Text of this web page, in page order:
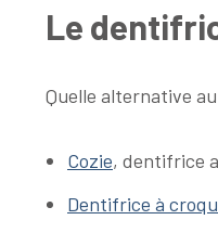
Le
Quelle alternative
Cozie, dentifrice
Dentifrice à